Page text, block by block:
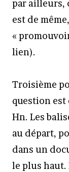
par ailleurs,
est de
«
lien).
Troisième
question est
Hn. Les
au départ,
dans un
le plus haut.